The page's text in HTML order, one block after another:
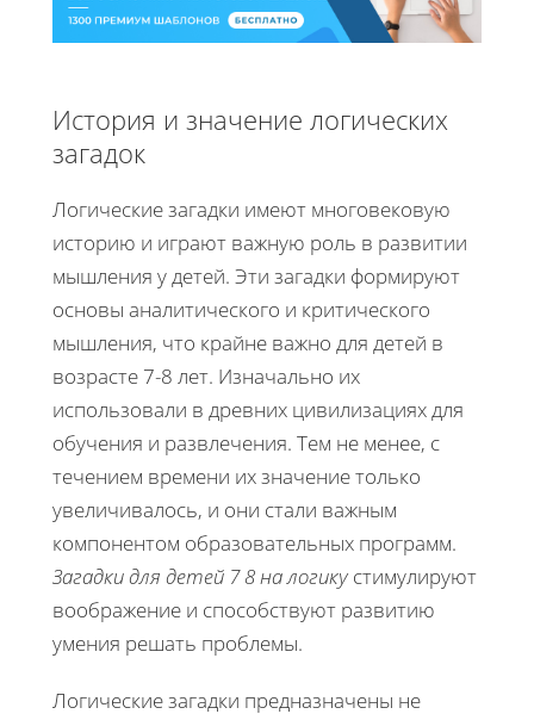
История и значение логических
загадок
Логические загадки имеют многовековую
историю и играют важную роль в развитии
мышления у детей. Эти загадки формируют
основы аналитического и критического
мышления, что крайне важно для детей в
возрасте 7-8 лет. Изначально их
использовали в древних цивилизациях для
обучения и развлечения. Тем не менее, с
течением времени их значение только
увеличивалось, и они стали важным
компонентом образовательных программ.
Загадки для детей 7 8 на логикустимулируют
воображение и способствуют развитию
умения решать проблемы.
Логические загадки предназначены не